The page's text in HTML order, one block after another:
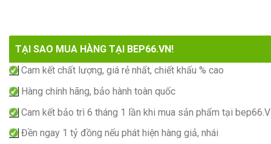
TẠI SAO MUA HÀNG TẠI BEP66.VN!
Cam kết chất lượng, giá rẻ nhất, chiết khấu % cao
Hàng chính hãng, bảo hành toàn quốc
Cam kết bảo trì 6 tháng 1 lần khi mua sản phẩm tại
Đền ngay 1 tỷ đồng nếu phát hiện hàng giả, nhái